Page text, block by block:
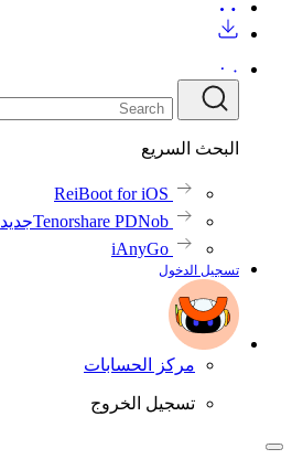
البحث السريع
ReiBoot for iOS
Tenorshare PDNobجديد
iAnyGo
تسجيل الدخول
مركز الحسابات
تسجيل الخروج